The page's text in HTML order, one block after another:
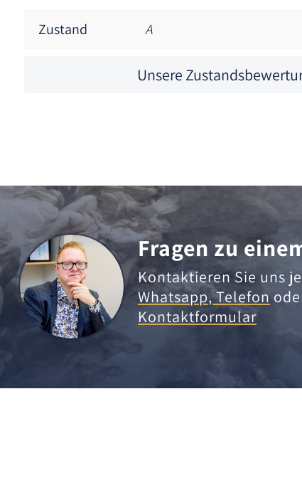
Zustand A
Unsere
Fragen zu
Kontaktieren Sie uns
Whatsapp,Telefon
Kontaktformular